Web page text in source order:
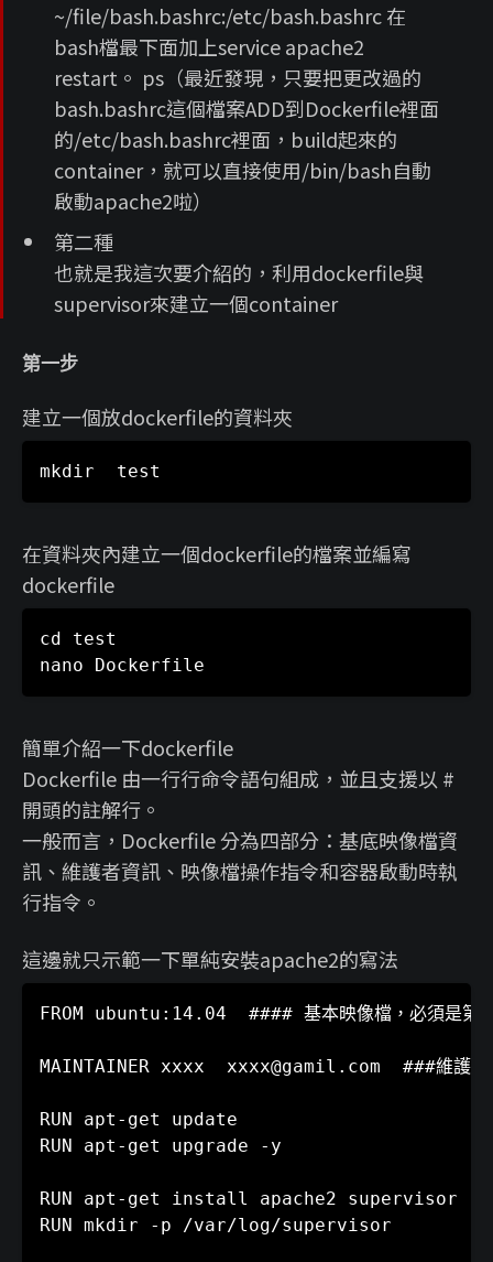
~/file/bash.bashrc:/etc/bash.bashrc 在
bash檔最下面加上service apache2
restart。 ps（最近發現，只要把更改過的
bash.bashrc這個檔案ADD到Dockerfile裡面
的/etc/bash.bashrc裡面，build起來的
container，就可以直接使用/bin/bash自動
啟動apache2啦）
第二種
也就是我這次要介紹的，利用dockerfile與
supervisor來建立一個container
第一步
建立一個放dockerfile的資料夾
在資料夾內建立一個dockerfile的檔案並編寫
dockerfile
cd test
簡單介紹一下dockerfile
Dockerfile 由一行行命令語句組成，並且支援以 #
開頭的註解行。
一般而言，Dockerfile 分為四部分：基底映像檔資
訊、維護者資訊、映像檔操作指令和容器啟動時執
行指令。
這邊就只示範一下單純安裝apache2的寫法
FROM ubuntu:14.04  #### 基本映像檔，必須是第
MAINTAINER xxxx  xxxx@gamil.com  ###維護者
RUN apt-get update
RUN apt-get upgrade -y
RUN apt-get install apache2 supervisor  -
RUN mkdir -p /var/log/supervisor